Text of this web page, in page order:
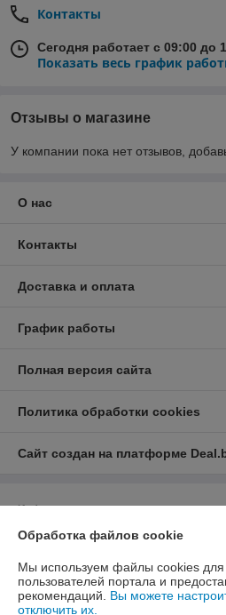
Контакты
Сегодня работает с 09:00 до
Показать весь график
Отзывы о магазине
У компании пока нет отзывов,
О нас
Контакты
Доставка и оплата
График работы
Полная версия сайта
Политика обработки cookies
Сайт создан на платформе
Информация для покупателя
Юридическое лицо:Общество с
220035, г. Минск, ул. Тимирязева, д. 67,
Регистрационный номер ЕГР: 192274172
Обработка файлов cookie
Мы используем файлы cookies для
пользователей портала и
рекомендаций. Вы можете
отключить их.